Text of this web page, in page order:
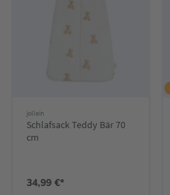
jollein
Schlafsack Teddy Bär 70
cm
34,99 €*